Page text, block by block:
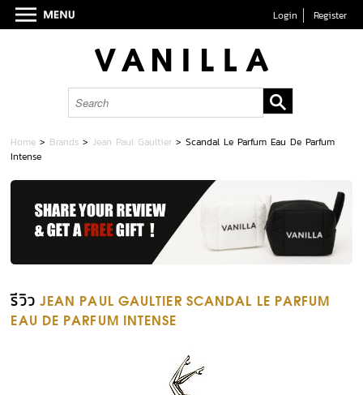
Login Register
Home > Brands >Jean Paul Gaultier >Scandal Le Parfum Eau De Parfum
Intense
รีวิว JEAN PAUL GAULTIER SCANDAL LE PARFUM
EAU DE PARFUM INTENSE